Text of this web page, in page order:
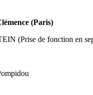
(Paris)
(Prise de fonction en